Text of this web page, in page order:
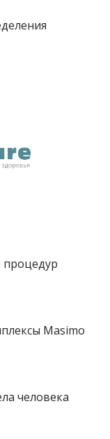
процедур
Masimo
человека